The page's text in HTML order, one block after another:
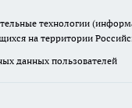
технологии
на территории
данных пользователей